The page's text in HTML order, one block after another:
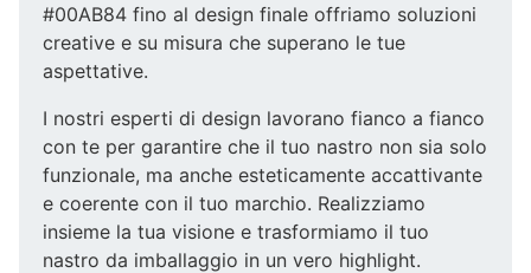
#00AB84 fino al design finale offriamo soluzioni
creative e su misura che superano le tue
aspettative.
I nostri esperti di design lavorano fianco a fianco
con te per garantire che il tuo nastro non sia solo
funzionale, ma anche esteticamente accattivante
e coerente con il tuo marchio. Realizziamo
insieme la tua visione e trasformiamo il tuo
nastro da imballaggio in un vero highlight.